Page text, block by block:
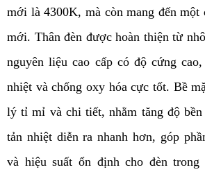
mới là 4300K, mà còn mang đến một
mới. Thân đèn được hoàn thiện từ
nguyên liệu cao cấp có độ cứng
nhiệt và chống oxy hóa cực tốt. Bề
lý tỉ mỉ và chi tiết, nhằm tăng độ
tản nhiệt diễn ra nhanh hơn, góp
và hiệu suất ổn định cho đèn